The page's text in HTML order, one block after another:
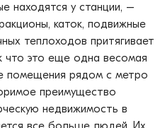
находятся у станции, –
каток, подвижные
теплоходов притягивает
что это еще одна весомая
помещения рядом с метро
преимущество
недвижимость в